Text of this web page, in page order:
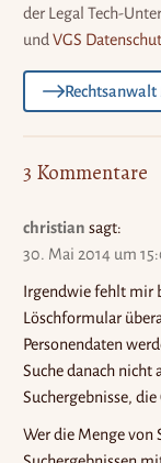
der Legal Tech-
undVGS
3 Kommentare
christian sagt:
30. Mai 2014 um
Irgendwie fehlt mir
Löschformular
Personendaten
Suche danach nicht
Suchergebnisse,
Wer die Menge von